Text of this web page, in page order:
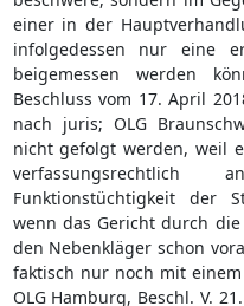
einer in der
infolgedessen nur eine
beigemessen werden
Beschluss vom 17. April
nach juris; OLG
nicht gefolgt werden, weil
verfassungsrechtlich
Funktionstüchtigkeit der
wenn das Gericht durch
den Nebenkläger schon
faktisch nur noch mit
OLG Hamburg, Beschl. V.